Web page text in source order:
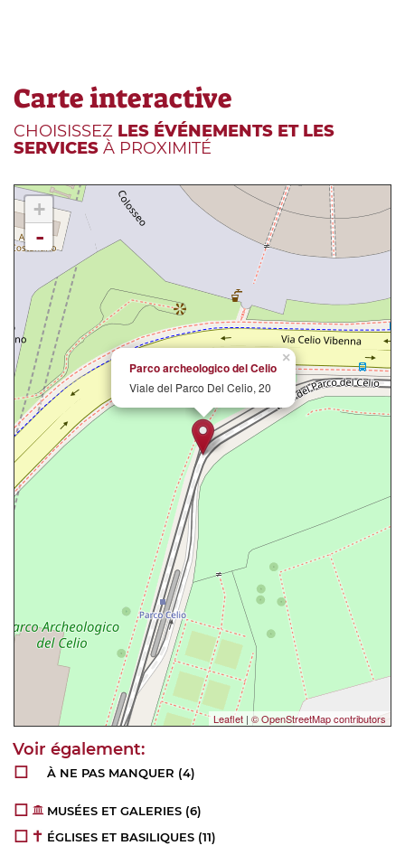
Carte interactive
CHOISISSEZ LES ÉVÉNEMENTS ET LES
SERVICES À PROXIMITÉ
×
Parco archeologico del Celio
Viale del Parco Del Celio, 20
+
-
Leaflet | © OpenStreetMap contributors
À NE PAS MANQUER (4)
MUSÉES ET GALERIES (6)
ÉGLISES ET BASILIQUES (11)